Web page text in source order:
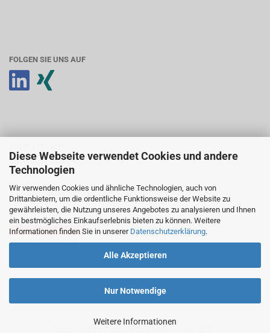
Diese Webseite verwendet Cookies und andere
Technologien
Wir verwenden Cookies und ähnliche Technologien, auch von
Drittanbietern, um die ordentliche Funktionsweise der Website zu
gewährleisten, die Nutzung unseres Angebotes zu analysieren und Ihnen
ein bestmögliches Einkaufserlebnis bieten zu können. Weitere
Informationen finden Sie in unserer Datenschutzerklärung.
Alle Akzeptieren
Nur Notwendige
Weitere Informationen
FOLGEN SIE UNS AUF
Anmeldung & Registrierung
Ihr Konto
Merkzettel
Newsletter abonnieren
Bestellung widerrufen
Widerrufsbelehrung